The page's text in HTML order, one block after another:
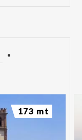
173 mt